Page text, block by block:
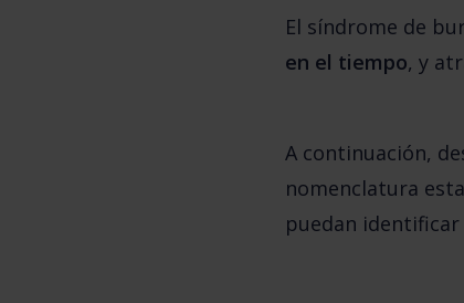
El síndrome de
en el tiempo, y
A continuación,
nomenclatura
puedan